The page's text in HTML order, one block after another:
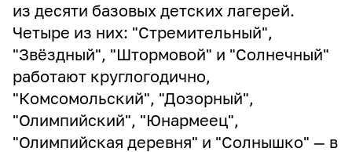
из десяти базовых детских лагерей.
Четыре из них: "Стремительный",
"Звёздный", "Штормовой" и "Солнечный"
работают круглогодично,
"Комсомольский", "Дозорный",
"Олимпийский", "Юнармеец",
"Олимпийская деревня" и "Солнышко" — в